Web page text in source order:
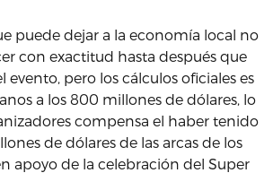
puede dejar a la economía local no
con exactitud hasta después que
evento, pero los cálculos oficiales es
a los 800 millones de dólares, lo
compensa el haber tenido
de dólares de las arcas de los
apoyo de la celebración del Super